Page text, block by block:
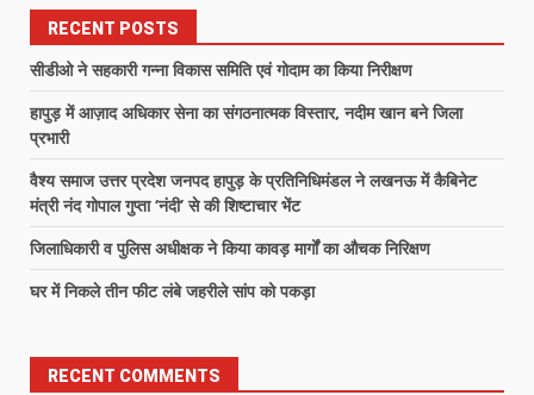
RECENT POSTS
सीडीओ ने सहकारी गन्ना विकास समिति एवं गोदाम का किया निरीक्षण
हापुड़ में आज़ाद अधिकार सेना का संगठनात्मक विस्तार, नदीम खान बने जिला
प्रभारी
वैश्य समाज उत्तर प्रदेश जनपद हापुड़ के प्रतिनिधिमंडल ने लखनऊ में कैबिनेट
मंत्री नंद गोपाल गुप्ता ‘नंदी’ से की शिष्टाचार भेंट
जिलाधिकारी व पुलिस अधीक्षक ने किया कावड़ मार्गों का औचक निरिक्षण
घर में निकले तीन फीट लंबे जहरीले सांप को पकड़ा
RECENT COMMENTS